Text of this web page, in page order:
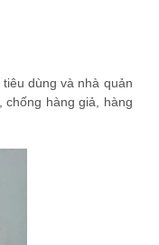
dùng và nhà quản
chống hàng giả, hàng